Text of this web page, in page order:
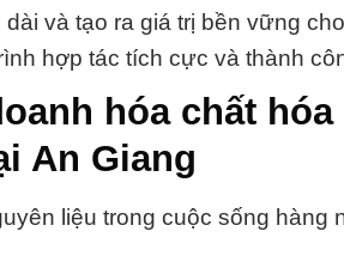
và tạo ra giá trị bền vững
hợp tác tích cực và thành
hóa chất hóa
An Giang
liệu trong cuộc sống hàng